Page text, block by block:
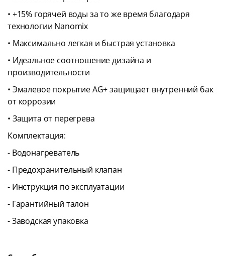
• +15% горячей воды за то же время благодаря
технологии Nanomix
• Максимально легкая и быстрая установка
• Идеальное соотношение дизайна и
производительности
• Эмалевое покрытие AG+ защищает внутренний бак
от коррозии
• Защита от перегрева
Комплектация:
- Водонагреватель
- Предохранительный клапан
- Инструкция по эксплуатации
- Гарантийный талон
- Заводская упаковка